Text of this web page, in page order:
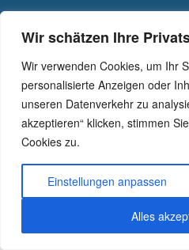
Wir schätzen Ihre
Wir verwenden Cookies, um Ihr
personalisierte Anzeigen oder
unseren Datenverkehr zu
akzeptieren“ klicken, stimmen
Cookies zu.
Einstellungen anpassen
Alles
h
n